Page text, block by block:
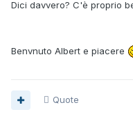
Dici davvero? C'è proprio
Benvnuto Albert e piacere
Quote